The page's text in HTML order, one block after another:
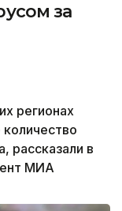
за
регионах
рассказали в
МИА